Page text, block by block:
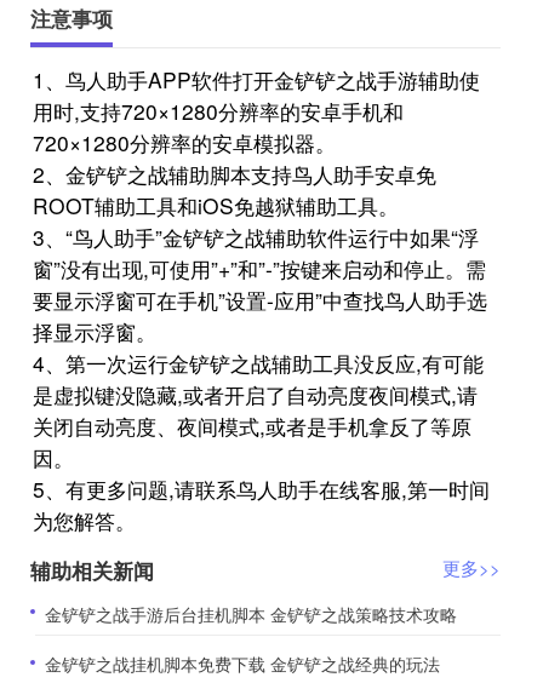
注意事项
1、鸟人助手APP软件打开金铲铲之战手游辅助使
用时,支持720×1280分辨率的安卓手机和
720×1280分辨率的安卓模拟器。
2、金铲铲之战辅助脚本支持鸟人助手安卓免
ROOT辅助工具和iOS免越狱辅助工具。
3、“鸟人助手”金铲铲之战辅助软件运行中如果“浮
窗”没有出现,可使用”+”和”-”按键来启动和停止。需
要显示浮窗可在手机”设置-应用”中查找鸟人助手选
择显示浮窗。
4、第一次运行金铲铲之战辅助工具没反应,有可能
是虚拟键没隐藏,或者开启了自动亮度夜间模式,请
关闭自动亮度、夜间模式,或者是手机拿反了等原
因。
5、有更多问题,请联系鸟人助手在线客服,第一时间
为您解答。
辅助相关新闻
更多>>
​金铲铲之战手游后台挂机脚本 金铲铲之战策略技术攻略
​金铲铲之战挂机脚本免费下载 金铲铲之战经典的玩法